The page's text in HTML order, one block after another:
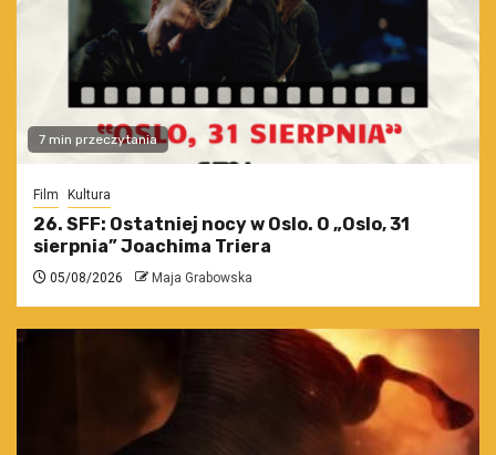
7 min przeczytania
Film Kultura
26. SFF: Ostatniej nocy w Oslo. O „Oslo, 31
sierpnia” Joachima Triera
05/08/2026 Maja Grabowska